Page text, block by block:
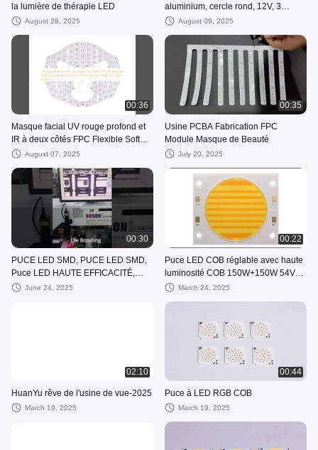
la lumière de thérapie LED
August 28, 2025
aluminium, cercle rond, 12V, 3
couleurs en 1 COB, longue durée de
August 09, 2025
00:36
Masque facial UV rouge profond et
IR à deux côtés FPC Flexible Soft
PCB Circuit Board Processing Patch
August 07, 2025
00:35
Usine PCBA Fabrication FPC
Module Masque de Beauté
July 20, 2025
00:30
PUCE LED SMD, PUCE LED SMD,
Puce LED HAUTE EFFICACITÉ,
LED de lumière de beauté, LED de
June 24, 2025
00:22
Puce LED COB réglable avec haute
luminosité COB 150W+150W 54V
LED COB 2700K+6500K
March 24, 2025
02:10
HuanYu rêve de l'usine de vue-2025
March 19, 2025
00:44
Puce à LED RGB COB
March 19, 2025